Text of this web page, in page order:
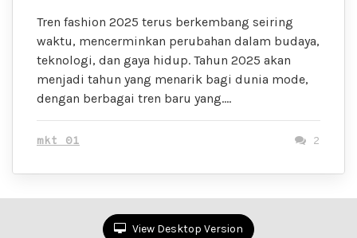
Tren fashion 2025 terus berkembang seiring
waktu, mencerminkan perubahan dalam budaya,
teknologi, dan gaya hidup. Tahun 2025 akan
menjadi tahun yang menarik bagi dunia mode,
dengan berbagai tren baru yang….
mkt 01 2
View Desktop Version